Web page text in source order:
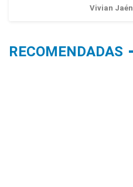
Vivian Jaén
RECOMENDADAS